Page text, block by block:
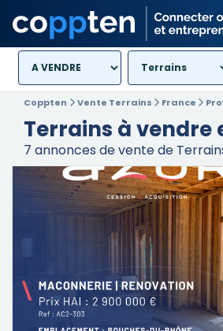
Coppten Vente Terrains France
Terrains à vendre
7 annonces de vente de